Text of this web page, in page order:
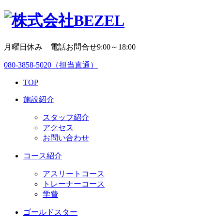
月曜日休み 電話お問合せ9:00～18:00
080-3858-5020 （担当直通）
TOP
施設紹介
スタッフ紹介
アクセス
お問い合わせ
コース紹介
アスリートコース
トレーナーコース
学費
ゴールドスター